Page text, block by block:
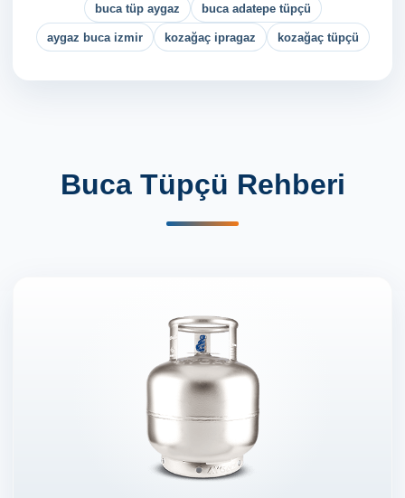
buca tüp aygaz buca adatepe tüpçü
aygaz buca izmir kozağaç ipragaz kozağaç tüpçü
Buca Tüpçü Rehberi